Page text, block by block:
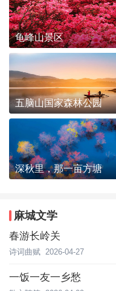
龟峰山景区
五脑山国家森林公园
深秋里，那一亩方塘
麻城文学
春游长岭关
诗词曲赋 2026-04-27
一饭一友一乡愁